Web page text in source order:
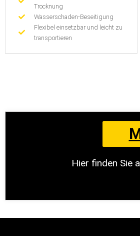
Trocknung
Wasserschaden-Beseitigung
Flexibel einsetzbar und leicht zu
transportieren
Hier finden Sie